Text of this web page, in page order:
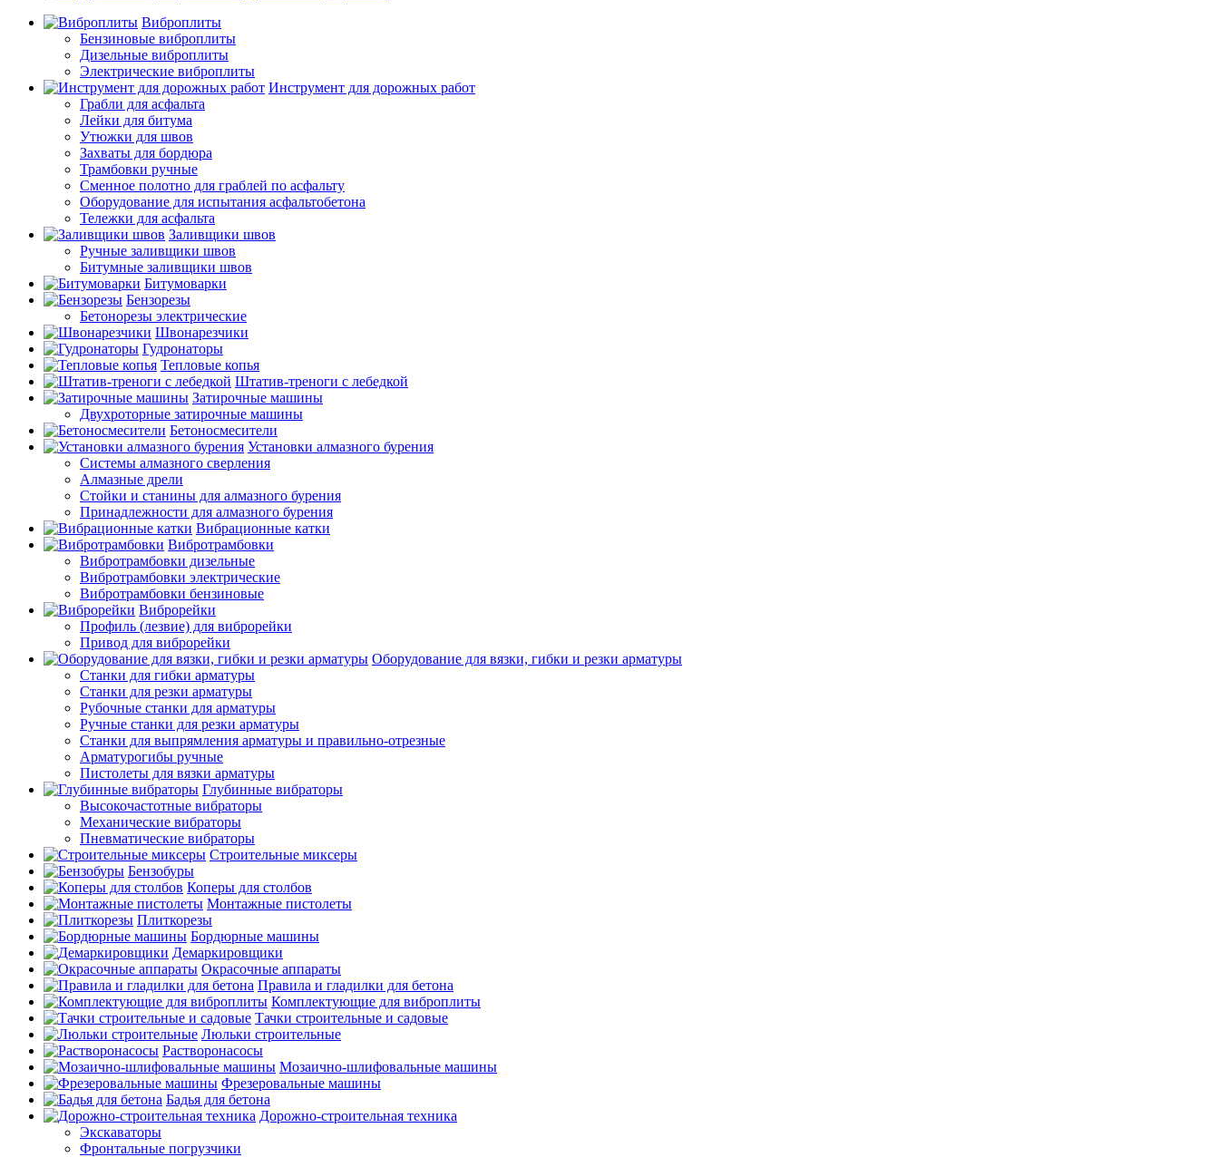
Виброплиты
Бензиновые виброплиты
Дизельные виброплиты
Электрические виброплиты
Инструмент для дорожных работ
Грабли для асфальта
Лейки для битума
Утюжки для швов
Захваты для бордюра
Трамбовки ручные
Сменное полотно для граблей по асфальту
Оборудование для испытания асфальтобетона
Тележки для асфальта
Заливщики швов
Ручные заливщики швов
Битумные заливщики швов
Битумоварки
Бензорезы
Бетонорезы электрические
Швонарезчики
Гудронаторы
Тепловые копья
Штатив-треноги с лебедкой
Затирочные машины
Двухроторные затирочные машины
Бетоносмесители
Установки алмазного бурения
Системы алмазного сверления
Алмазные дрели
Стойки и станины для алмазного бурения
Принадлежности для алмазного бурения
Вибрационные катки
Вибротрамбовки
Вибротрамбовки дизельные
Вибротрамбовки электрические
Вибротрамбовки бензиновые
Виброрейки
Профиль (лезвие) для виброрейки
Привод для виброрейки
Оборудование для вязки, гибки и резки арматуры
Станки для гибки арматуры
Станки для резки арматуры
Рубочные станки для арматуры
Ручные станки для резки арматуры
Станки для выпрямления арматуры и правильно-отрезные
Арматурогибы ручные
Пистолеты для вязки арматуры
Глубинные вибраторы
Высокочастотные вибраторы
Механические вибраторы
Пневматические вибраторы
Строительные миксеры
Бензобуры
Коперы для столбов
Монтажные пистолеты
Плиткорезы
Бордюрные машины
Демаркировщики
Окрасочные аппараты
Правила и гладилки для бетона
Комплектующие для виброплиты
Тачки строительные и садовые
Люльки строительные
Растворонасосы
Мозаично-шлифовальные машины
Фрезеровальные машины
Бадья для бетона
Дорожно-строительная техника
Экскаваторы
Фронтальные погрузчики